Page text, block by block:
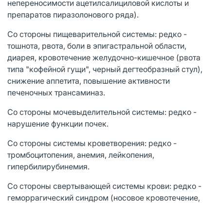
непереносимости ацетилсалициловой кислоты и
препаратов пиразолонового ряда).
Со стороны пищеварительной системы: редко -
тошнота, рвота, боли в эпигастральной области,
диарея, кровотечение желудочно-кишечное (рвота
типа "кофейной гущи", черный дегтеобразный стул),
снижение аппетита, повышение активности
печеночных трансаминаз.
Со стороны мочевыделительной системы: редко -
нарушение функции почек.
Со стороны системы кроветворения: редко -
тромбоцитопения, анемия, лейкопения,
гипербилирубинемия.
Со стороны свертывающей системы крови: редко -
геморрагический синдром (носовое кровотечение,